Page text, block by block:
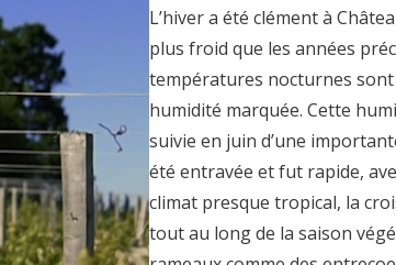
L’hiver a été clément à
plus froid que les années
températures nocturnes
humidité marquée. Cette
suivie en juin d’une
été entravée et fut rapide,
climat presque tropical, la
tout au long de la saison